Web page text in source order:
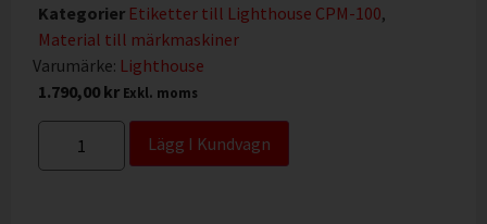
Kategorier Etiketter till Lighthouse CPM-100,
Material till märkmaskiner
Varumärke: Lighthouse
1.790,00 kr Exkl. moms
Lägg I Kundvagn